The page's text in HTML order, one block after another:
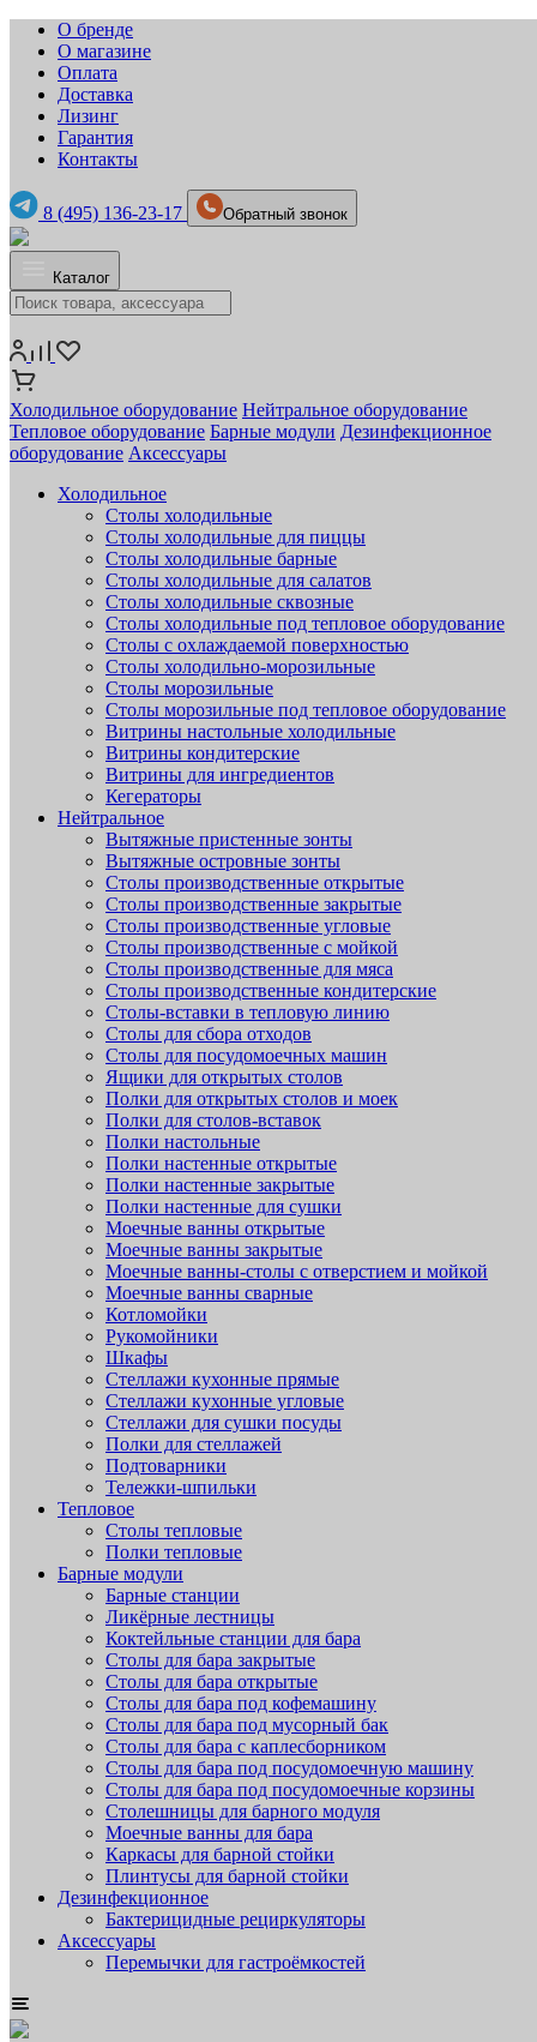
О бренде
О магазине
Оплата
Доставка
Лизинг
Гарантия
Контакты
8 (495) 136-23-17 Обратный звонок
Каталог
Холодильное оборудование Нейтральное оборудование
Тепловое оборудование Барные модули Дезинфекционное
оборудование Аксессуары
Холодильное
Столы холодильные
Столы холодильные для пиццы
Столы холодильные барные
Столы холодильные для салатов
Столы холодильные сквозные
Столы холодильные под тепловое оборудование
Столы с охлаждаемой поверхностью
Столы холодильно-морозильные
Столы морозильные
Столы морозильные под тепловое оборудование
Витрины настольные холодильные
Витрины кондитерские
Витрины для ингредиентов
Кегераторы
Нейтральное
Вытяжные пристенные зонты
Вытяжные островные зонты
Столы производственные открытые
Столы производственные закрытые
Столы производственные угловые
Столы производственные с мойкой
Столы производственные для мяса
Столы производственные кондитерские
Столы-вставки в тепловую линию
Столы для сбора отходов
Столы для посудомоечных машин
Ящики для открытых столов
Полки для открытых столов и моек
Полки для столов-вставок
Полки настольные
Полки настенные открытые
Полки настенные закрытые
Полки настенные для сушки
Моечные ванны открытые
Моечные ванны закрытые
Моечные ванны-столы с отверстием и мойкой
Моечные ванны сварные
Котломойки
Рукомойники
Шкафы
Стеллажи кухонные прямые
Стеллажи кухонные угловые
Стеллажи для сушки посуды
Полки для стеллажей
Подтоварники
Тележки-шпильки
Тепловое
Столы тепловые
Полки тепловые
Барные модули
Барные станции
Ликёрные лестницы
Коктейльные станции для бара
Столы для бара закрытые
Столы для бара открытые
Столы для бара под кофемашину
Столы для бара под мусорный бак
Столы для бара с каплесборником
Столы для бара под посудомоечную машину
Столы для бара под посудомоечные корзины
Столешницы для барного модуля
Моечные ванны для бара
Каркасы для барной стойки
Плинтусы для барной стойки
Дезинфекционное
Бактерицидные рециркуляторы
Аксессуары
Перемычки для гастроёмкостей